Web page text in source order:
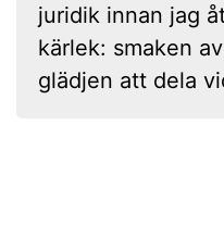
juridik innan jag
kärlek: smaken
glädjen att dela